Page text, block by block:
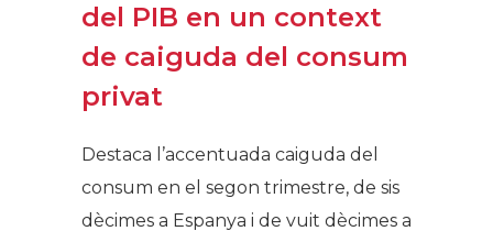
del PIB en un context
de caiguda del consum
privat
Destaca l’accentuada caiguda del
consum en el segon trimestre, de sis
dècimes a Espanya i de vuit dècimes a